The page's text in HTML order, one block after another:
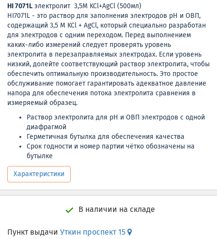
HI 7071L электролит 3,5M KCl+AgCl (500мл)
HI7071L - это раствор для заполнения электродов pH и ОВП,
содержащий 3,5 M KCl + AgCl, который специально разработан
для электродов с одним переходом. Перед выполнением
каких-либо измерений следует проверять уровень
электролита в перезаправляемых электродах. Если уровень
низкий, долейте соответствующий раствор электролита, чтобы
обеспечить оптимальную производительность. Это простое
обслуживание помогает гарантировать адекватное давление
напора для обеспечения потока электролита сравнения в
измеряемый образец.
Раствор электролита для pH и ОВП электродов с одной
диафрагмой
Герметичная бутылка для обеспечения качества
Срок годности и номер партии чётко обозначены на
бутылке
Характеристики
В наличии на складе
Пункт выдачи Уткин проспект 15